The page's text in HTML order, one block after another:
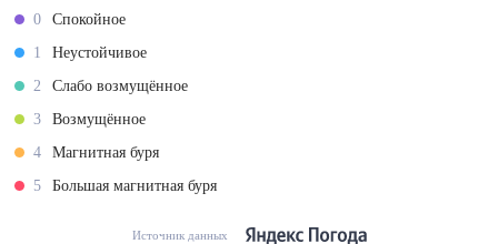
0
Спокойное
1
Неустойчивое
2
Слабо возмущённое
3
Возмущённое
4
Магнитная буря
5
Большая магнитная буря
Источник данных